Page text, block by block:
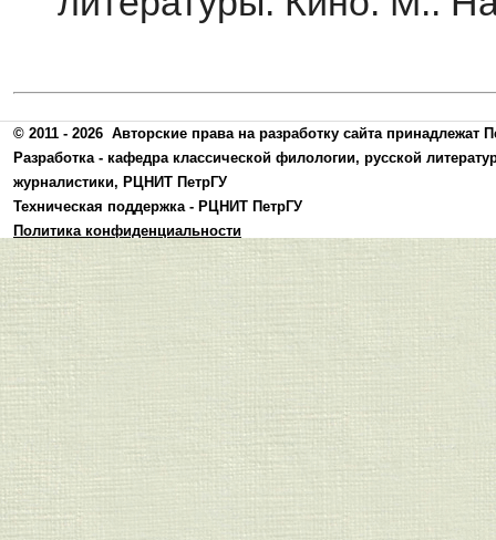
© 2011 - 2026 Авторские права на разработку сайта принадлежат
Разработка - кафедра классической филологии, русской
журналистики, РЦНИТ ПетрГУ
Техническая поддержка - РЦНИТ ПетрГУ
Политика конфиденциальности